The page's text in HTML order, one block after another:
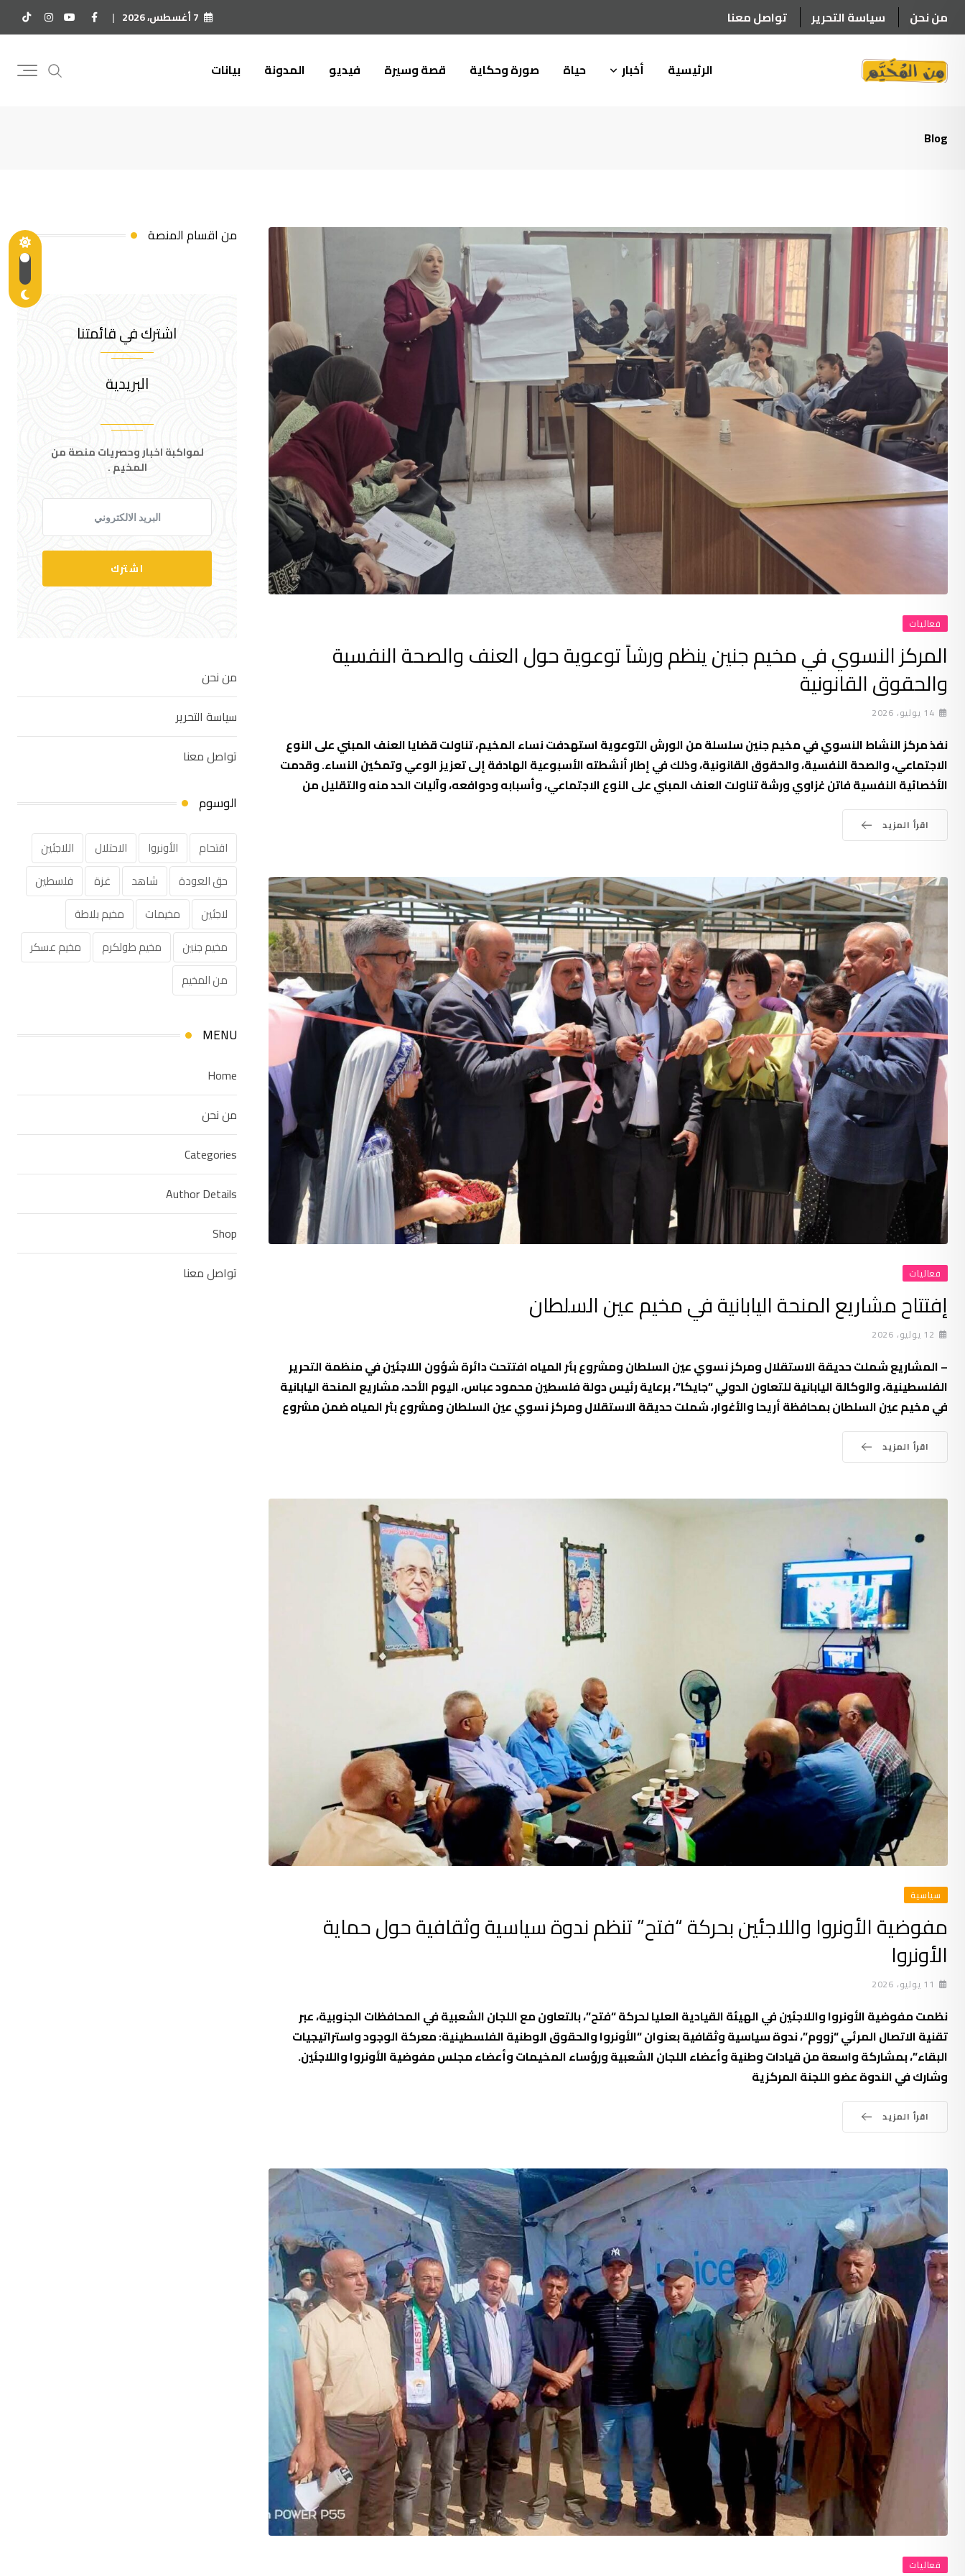
to
من نحن سياسة التحرير تواصل معنا 7 أغسطس، 2026
الرئيسية أخبار حياة صورة وحكاية قصة وسيرة فيديو المدونة بيانات
Blog
فعاليات
المركز النسوي في مخيم جنين ينظم ورشاً توعوية حول العنف والصحة النفسية
والحقوق القانونية
14 يوليو، 2026
نفذ مركز النشاط النسوي في مخيم جنين سلسلة من الورش التوعوية استهدفت نساء المخيم، تناولت قضايا العنف المبني على النوع
الاجتماعي، والصحة النفسية، والحقوق القانونية، وذلك في إطار أنشطته الأسبوعية الهادفة إلى تعزيز الوعي وتمكين النساء. وقدمت
الأخصائية النفسية فاتن غزاوي ورشة تناولت العنف المبني على النوع الاجتماعي، وأسبابه ودوافعه، وآليات الحد منه والتقليل من
اقرأ المزيد
فعاليات
إفتتاح مشاريع المنحة اليابانية في مخيم عين السلطان
12 يوليو، 2026
– المشاريع شملت حديقة الاستقلال ومركز نسوي عين السلطان ومشروع بئر المياه افتتحت دائرة شؤون اللاجئين في منظمة التحرير
الفلسطينية، والوكالة اليابانية للتعاون الدولي “جايكا”، برعاية رئيس دولة فلسطين محمود عباس، اليوم الأحد، مشاريع المنحة اليابانية
في مخيم عين السلطان بمحافظة أريحا والأغوار، شملت حديقة الاستقلال ومركز نسوي عين السلطان ومشروع بئر المياه ضمن مشروع
اقرأ المزيد
سياسية
مفوضية الأونروا واللاجئين بحركة “فتح” تنظم ندوة سياسية وثقافية حول حماية
الأونروا
11 يوليو، 2026
نظمت مفوضية الأونروا واللاجئين في الهيئة القيادية العليا لحركة “فتح”، بالتعاون مع اللجان الشعبية في المحافظات الجنوبية، عبر
تقنية الاتصال المرئي “زووم”، ندوة سياسية وثقافية بعنوان “الأونروا والحقوق الوطنية الفلسطينية: معركة الوجود واستراتيجيات
البقاء”، بمشاركة واسعة من قيادات وطنية وأعضاء اللجان الشعبية ورؤساء المخيمات وأعضاء مجلس مفوضية الأونروا واللاجئين.
وشارك في الندوة عضو اللجنة المركزية
اقرأ المزيد
فعاليات
من اقسام المنصة
اشترك في قائمتنا
البريدية
لمواكبة اخبار وحصريات منصة من
المخيم .
اشترك
من نحن
سياسة التحرير
تواصل معنا
الوسوم
اقتحام الأونروا الاحتلال
اللاجئين
حق العودة
شاهد غزة
فلسطين
لاجئين
مخيمات
مخيم بلاطة
مخيم جنين
مخيم طولكرم
مخيم عسكر
من المخيم
MENU
Home
من نحن
Categories
Author Details
Shop
تواصل معنا